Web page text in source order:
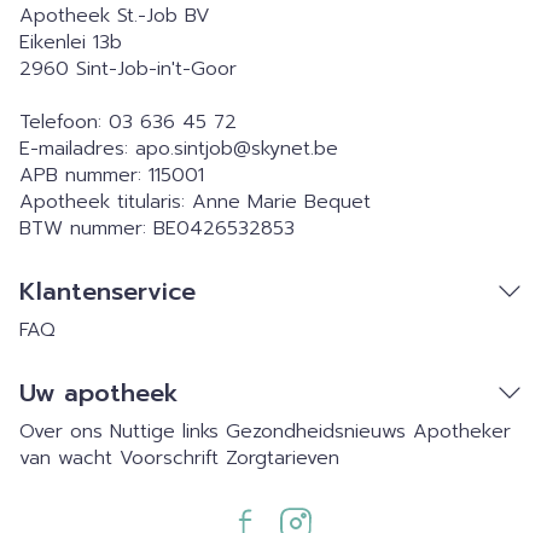
Apotheek St.-Job BV
Eikenlei 13b
2960 Sint-Job-in't-Goor
Telefoon: 03 636 45 72
E-mailadres: apo.sintjob@skynet.be
APB nummer: 115001
Apotheek titularis: Anne Marie Bequet
BTW nummer: BE0426532853
Klantenservice
FAQ
Uw apotheek
Over ons Nuttige links Gezondheidsnieuws Apotheker
van wacht Voorschrift Zorgtarieven